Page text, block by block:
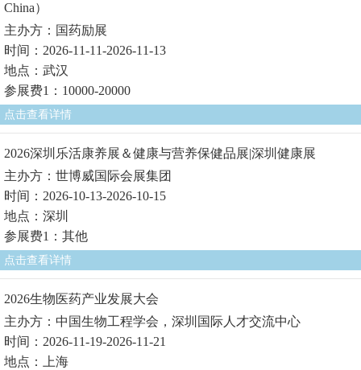
China）
主办方：国药励展
时间：2026-11-11-2026-11-13
地点：武汉
参展费1：10000-20000
点击查看详情
2026深圳乐活康养展＆健康与营养保健品展|深圳健康展
主办方：世博威国际会展集团
时间：2026-10-13-2026-10-15
地点：深圳
参展费1：其他
点击查看详情
2026生物医药产业发展大会
主办方：中国生物工程学会，深圳国际人才交流中心
时间：2026-11-19-2026-11-21
地点：上海